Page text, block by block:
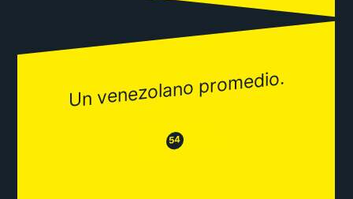
Un venezolano promedio.
😒 54 😂